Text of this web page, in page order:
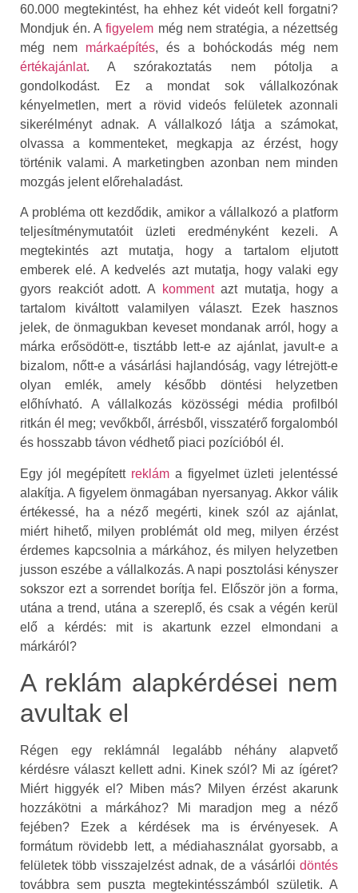
60.000 megtekintést, ha ehhez két videót kell forgatni?
Mondjuk én. Afigyelem még nem stratégia, a nézettség
még nem márkaépítés, és a bohóckodás még nem
értékajánlat. A szórakoztatás nem pótolja a
gondolkodást. Ez a mondat sok vállalkozónak
kényelmetlen, mert a rövid videós felületek azonnali
sikerélményt adnak. A vállalkozó látja a számokat,
olvassa a kommenteket, megkapja az érzést, hogy
történik valami. A marketingben azonban nem minden
mozgás jelent előrehaladást.
A probléma ott kezdődik, amikor a vállalkozó a platform
teljesítménymutatóit üzleti eredményként kezeli. A
megtekintés azt mutatja, hogy a tartalom eljutott
emberek elé. A kedvelés azt mutatja, hogy valaki egy
gyors reakciót adott. A
kommentazt mutatja, hogy a
tartalom kiváltott valamilyen választ. Ezek hasznos
jelek, de önmagukban keveset mondanak arról, hogy a
márka erősödött-e, tisztább lett-e az ajánlat, javult-e a
bizalom, nőtt-e a vásárlási hajlandóság, vagy létrejött-e
olyan emlék, amely később döntési helyzetben
előhívható. A vállalkozás közösségi média profilból
ritkán él meg; vevőkből, árrésből, visszatérő forgalomból
és hosszabb távon védhető piaci pozícióból él.
Egy jól megépített reklám a figyelmet üzleti jelentéssé
alakítja. A figyelem önmagában nyersanyag. Akkor válik
értékessé, ha a néző megérti, kinek szól az ajánlat,
miért hihető, milyen problémát old meg, milyen érzést
érdemes kapcsolnia a márkához, és milyen helyzetben
jusson eszébe a vállalkozás. A napi posztolási kényszer
sokszor ezt a sorrendet borítja fel. Először jön a forma,
utána a trend, utána a szereplő, és csak a végén kerül
elő a kérdés: mit is akartunk ezzel elmondani a
márkáról?
A reklám alapkérdései nem
avultak el
Régen egy reklámnál legalább néhány alapvető
kérdésre választ kellett adni. Kinek szól? Mi az ígéret?
Miért higgyék el? Miben más? Milyen érzést akarunk
hozzákötni a márkához? Mi maradjon meg a néző
fejében? Ezek a kérdések ma is érvényesek. A
formátum rövidebb lett, a médiahasználat gyorsabb, a
felületek több visszajelzést adnak, de a vásárlói döntés
továbbra sem puszta megtekintésszámból születik. A